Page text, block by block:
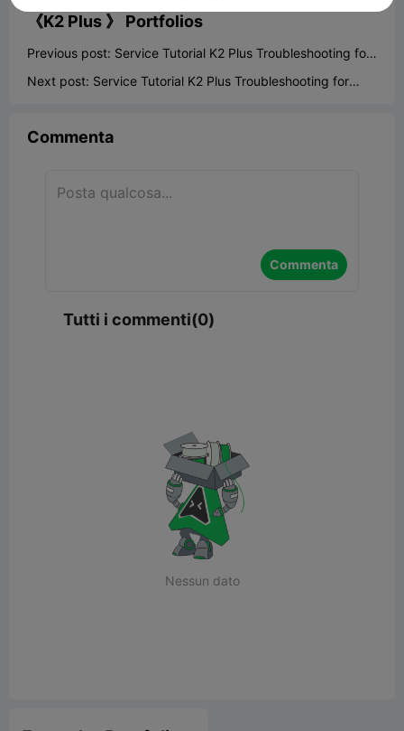
《K2 Plus 》 Portfolios
Previous post: Service Tutorial K2 Plus Troubleshooting for
Next post: Service Tutorial K2 Plus Troubleshooting for
Commenta
Commenta
Tutti i commenti(0)
Nessun dato